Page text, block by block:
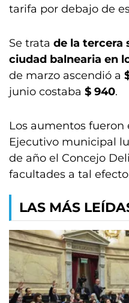
tarifa por debajo de
Se trata de la tercera
ciudad balnearia en
de marzo ascendió a
junio costaba $ 940.
Los aumentos fueron
Ejecutivo municipal
de año el Concejo
facultades a tal
LAS MÁS